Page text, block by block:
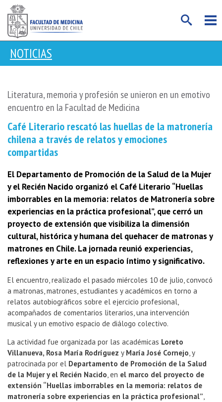
NOTICIAS
Literatura, memoria y profesión se unieron en un emotivo
encuentro en la Facultad de Medicina
Café Literario rescató las huellas de la matronería
chilena a través de relatos y emociones
compartidas
El Departamento de Promoción de la Salud de la Mujer
y el Recién Nacido organizó el Café Literario “Huellas
imborrables en la memoria: relatos de Matronería sobre
experiencias en la práctica profesional”, que cerró un
proyecto de extensión que visibiliza la dimensión
cultural, histórica y humana del quehacer de matronas y
matrones en Chile. La jornada reunió experiencias,
reflexiones y arte en un espacio íntimo y significativo.
El encuentro, realizado el pasado miércoles 10 de julio, convocó
a matronas, matrones, estudiantes y académicos en torno a
relatos autobiográficos sobre el ejercicio profesional,
acompañados de comentarios literarios, una intervención
musical y un emotivo espacio de diálogo colectivo.
La actividad fue organizada por las académicas Loreto
Villanueva, Rosa María Rodríguez y María José Cornejo, y
patrocinada por el Departamento de Promoción de la Salud
de la Mujer y el Recién Nacido, en el marco del proyecto de
extensión “Huellas imborrables en la memoria: relatos de
matronería sobre experiencias en la práctica profesional”,